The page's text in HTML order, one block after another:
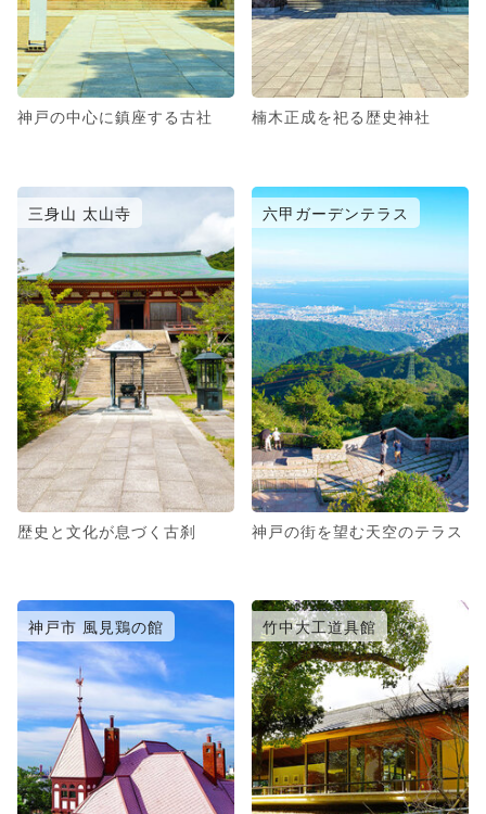
神戸の中心に鎮座する古社 楠木正成を祀る歴史神社
三身山 太山寺
歴史と文化が息づく古刹
六甲ガーデンテラス
神戸の街を望む天空のテラス
神戸市 風見鶏の館 竹中大工道具館